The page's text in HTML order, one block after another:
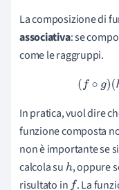
La composizione di
associativa: se
come le raggruppi.
(f∘
In pratica, vuol dire
funzione composta
non è importante se
calcola suh, oppure
risultato in . La